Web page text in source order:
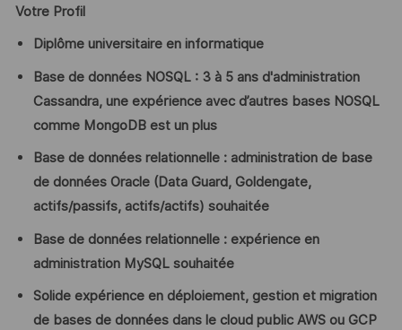
Votre Profil
Diplôme universitaire en informatique
Base de données NOSQL : 3 à 5 ans d'administration
Cassandra, une expérience avec d’autres bases NOSQL
comme MongoDB est un plus
Base de données relationnelle : administration de base
de données Oracle (Data Guard, Goldengate,
actifs/passifs, actifs/actifs) souhaitée
Base de données relationnelle : expérience en
administration MySQL souhaitée
Solide expérience en déploiement, gestion et migration
de bases de données dans le cloud public AWS ou GCP